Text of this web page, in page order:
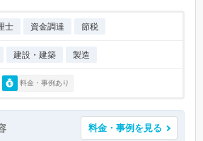
士 資金調達 節税
建設・建築 製造
料金・事例あり
料金・事例を見る